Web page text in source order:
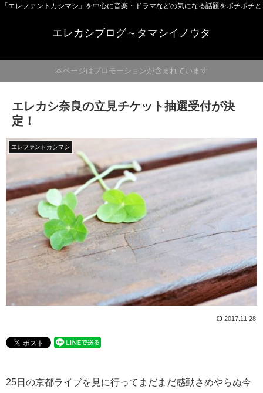
「エレファントカシマシ」を中心に音楽・ドラマなどの気になる話題をボチボチと
エレカシブログ～タマシイノウタ
本ページはプロモーションが含まれています
エレカシ奈良の立見チケット抽選受付が決
定！
エレファントカシマシ
2017.11.28
25日の京都ライブを見に行ってまだまだ感動さめやらぬ今